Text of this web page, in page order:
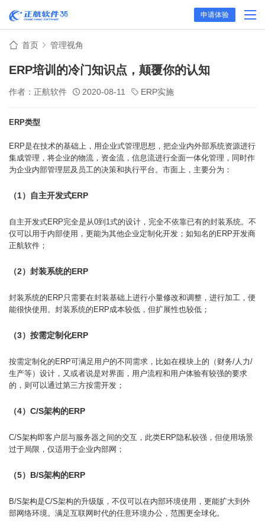
申请体验
首页 管理视角
ERP培训的冷门知识点，颠覆你的认知
作者：正航软件 2020-08-11 ERP实施
ERP类型
ERP是在技术的基础上，用企业式管理思想，把企业内外部系统资源进行
集成管理，将企业的物流，资金流，信息流进行全面一体化管理，同时作
为企业内部管理层及员工的决策和执行平台。市面上，主要分为：
（1）自主开发式ERP
自主开发式ERP完全是从0到1式的设计，完全不依靠已有的封装系统。不
仅可以用于内部使用，更能为其他企业定制化开发；如知名的ERP开发商
正航软件；
（2）封装系统的ERP
封装系统的ERP只需要在封装基础上进行小量修改和调整，进行加工，便
能很快使用。封装系统的ERP成本较低，但扩展性也较低；
（3）按需定制化ERP
按需定制化的ERP可满足用户的不同需求，比如在模块上的（财务/人力/
生产等）设计，又或者说是对界面，用户流程和用户体验有较强的要求
的，则可以通过第三方按需开发；
（4）C/S架构的ERP
C/S架构即客户层与服务器之间的交互，此类ERP隐私较强，但使用场景
过于局限，仅适用于企业内部网；
（5）B/S架构的ERP
B/S架构是C/S架构的升级版，不仅可以在内部环境使用，更能扩大到外
部网络环境。满足互联网时代的任意环境办公，范围更全球化。